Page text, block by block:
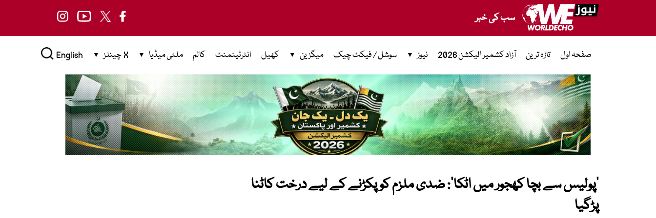
سب کی خبر
صفحہ اول تازہ ترین آزاد کشمیر الیکشن 2026 نیوز سوشل / فیکٹ چیک میگزین کھیل انٹرٹینمنٹ کالم ملٹی میڈیا X چینلز English
’پولیس سے بچا کھجور میں اٹکا‘: ضدی ملزم کو پکڑنے کے لیے درخت کاٹنا
پڑگیا